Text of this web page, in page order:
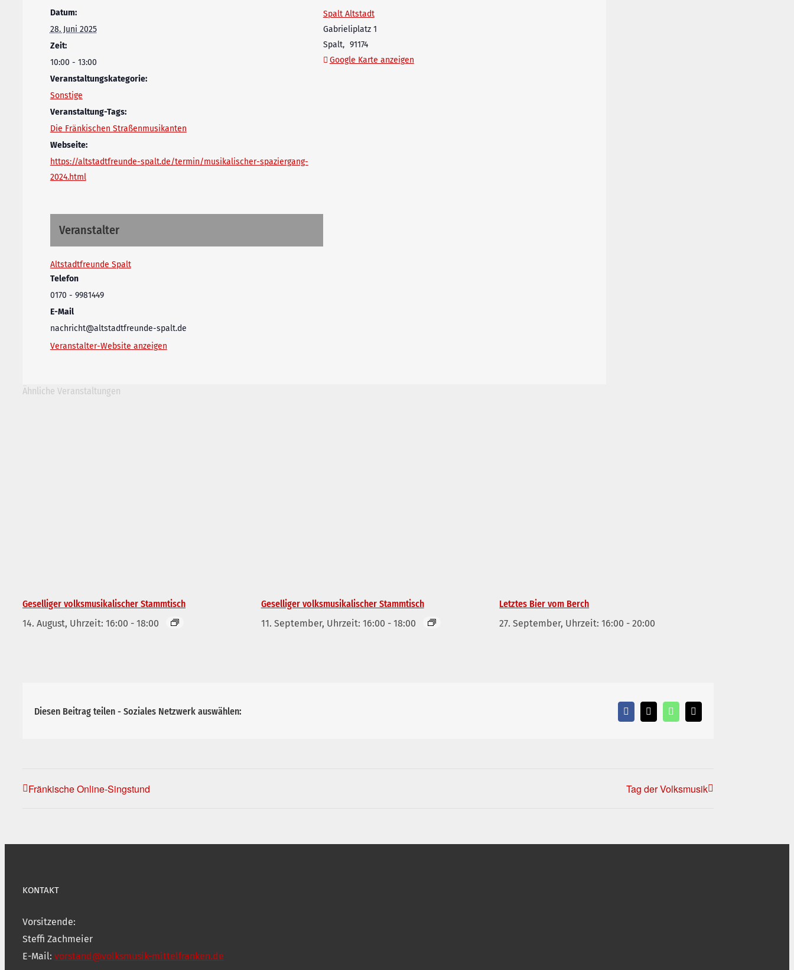
Datum:
28. Juni 2025
Zeit:
10:00 - 13:00
Veranstaltungskategorie:
Sonstige
Veranstaltung-Tags:
Die Fränkischen Straßenmusikanten
Webseite:
https://altstadtfreunde-spalt.de/termin/musikalischer-spaziergang-
2024.html
Veranstalter
Altstadtfreunde Spalt
Telefon
0170 - 9981449‬
E-Mail
nachricht@altstadtfreunde-spalt.de
Veranstalter-Website anzeigen
Spalt Altstadt
Gabrieliplatz 1
Spalt, 91174
Google Karte anzeigen
Ähnliche Veranstaltungen
Geselliger volksmusikalischer Stammtisch
14. August, Uhrzeit: 16:00 - 18:00
Geselliger volksmusikalischer Stammtisch
11. September, Uhrzeit: 16:00 - 18:00
Letztes Bier vom Berch
27. September, Uhrzeit: 16:00 - 20:00
Diesen Beitrag teilen - Soziales Netzwerk auswählen: Facebook
X WhatsApp
E-
Mail
Fränkische Online-Singstund Tag der Volksmusik
KONTAKT
Vorsitzende:
Steffi Zachmeier
E-Mail: vorstand@volksmusik-mittelfranken.de